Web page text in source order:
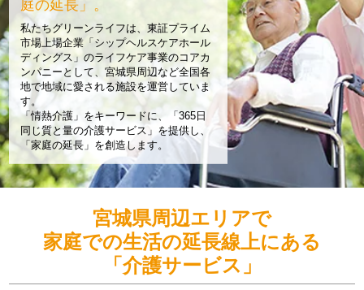
庭の延長」。
私たちグリーンライフは、東証プライム
市場上場企業「シップヘルスケアホール
ディングス」のライフケア事業のコアカ
ンパニーとして、宮城県周辺など全国各
地で地域に愛される施設を運営していま
す。
「情熱介護」をキーワードに、「365日
同じ質と量の介護サービス」を提供し、
「家庭の延長」を創造します。
宮城県周辺エリアで
家庭での生活の延長線上にある
「介護サービス」